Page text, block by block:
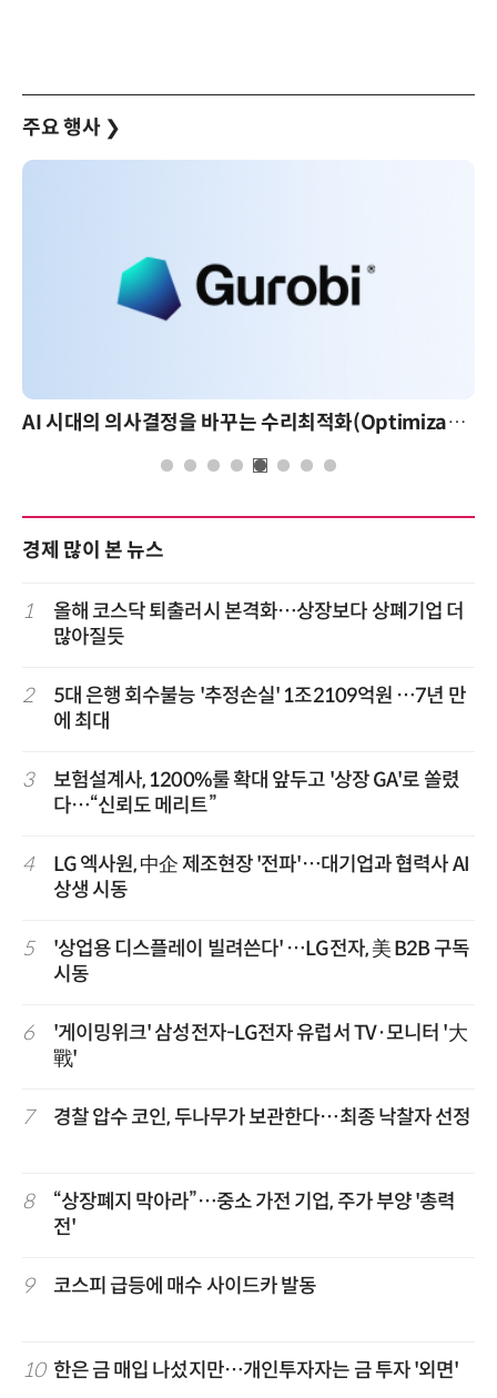
주요 행사 ❯
AI 시대의 의사결정을 바꾸는 수리최적화(Optimization): 실제 산업 적용 사례와 활용 전략
경제 많이 본 뉴스
1
올해 코스닥 퇴출러시 본격화…상장보다 상폐기업 더
많아질듯
2
5대 은행 회수불능 '추정손실' 1조2109억원 …7년 만
에 최대
3
보험설계사, 1200%룰 확대 앞두고 '상장 GA'로 쏠렸
다…“신뢰도 메리트”
4
LG 엑사원, 中企 제조현장 '전파'…대기업과 협력사 AI
상생 시동
5
'상업용 디스플레이 빌려쓴다' …LG전자, 美 B2B 구독
시동
6
'게이밍위크' 삼성전자-LG전자 유럽서 TV·모니터 '大
戰'
7 경찰 압수 코인, 두나무가 보관한다…최종 낙찰자 선정
8
“상장폐지 막아라”…중소 가전 기업, 주가 부양 '총력
전'
9 코스피 급등에 매수 사이드카 발동
10 한은 금 매입 나섰지만…개인투자자는 금 투자 '외면'